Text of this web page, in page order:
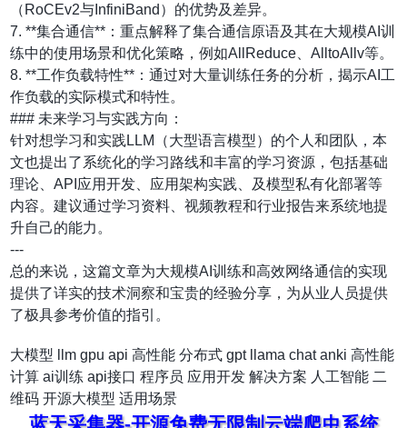
（RoCEv2与InfiniBand）的优势及差异。
7. **集合通信**：重点解释了集合通信原语及其在大规模AI训
练中的使用场景和优化策略，例如AllReduce、AlltoAllv等。
8. **工作负载特性**：通过对大量训练任务的分析，揭示AI工
作负载的实际模式和特性。
### 未来学习与实践方向：
针对想学习和实践LLM（大型语言模型）的个人和团队，本
文也提出了系统化的学习路线和丰富的学习资源，包括基础
理论、API应用开发、应用架构实践、及模型私有化部署等
内容。建议通过学习资料、视频教程和行业报告来系统地提
升自己的能力。
---
总的来说，这篇文章为大规模AI训练和高效网络通信的实现
提供了详实的技术洞察和宝贵的经验分享，为从业人员提供
了极具参考价值的指引。
大模型 llm gpu api 高性能 分布式 gpt llama chat anki 高性能
计算 ai训练 api接口 程序员 应用开发 解决方案 人工智能 二
维码 开源大模型 适用场景